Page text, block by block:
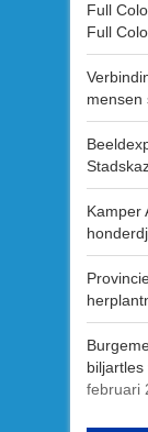
Full
Full
mensen
Kamper
februari